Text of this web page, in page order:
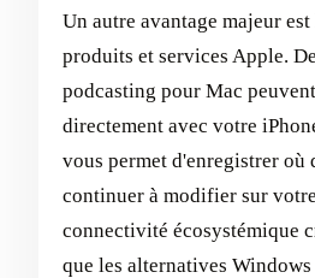
Un autre avantage majeur
produits et services Apple.
podcasting pour Mac
directement avec votre
vous permet d'enregistrer où
continuer à modifier sur
connectivité écosystémique
que les alternatives